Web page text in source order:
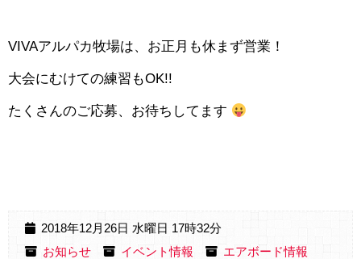
VIVAアルパカ牧場は、お正月も休まず営業！
大会にむけての練習もOK!!
たくさんのご応募、お待ちしてます
2018年12月26日 水曜日 17時32分
お知らせ
イベント情報 エアボード情報